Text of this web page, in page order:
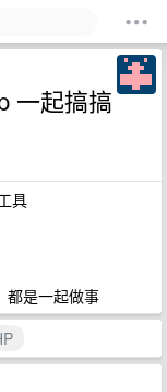
一起搞搞
具
都是一起做事